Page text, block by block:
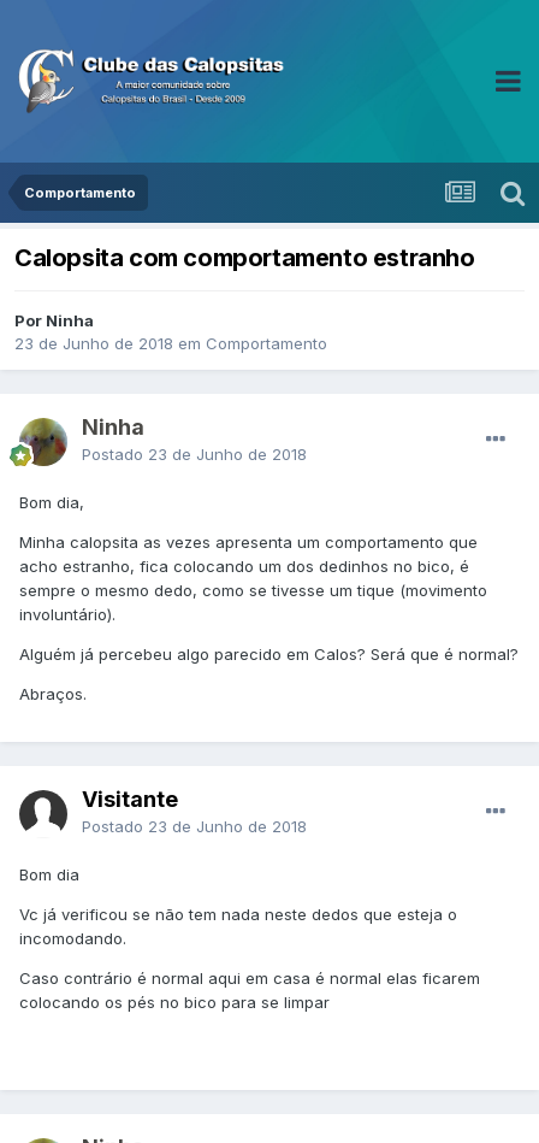
Comportamento
Calopsita com comportamento estranho
Por Ninha
23 de Junho de 2018 em Comportamento
Ninha
Postado 23 de Junho de 2018
Bom dia,
Minha calopsita as vezes apresenta um comportamento que
acho estranho, fica colocando um dos dedinhos no bico, é
sempre o mesmo dedo, como se tivesse um tique (movimento
involuntário).
Alguém já percebeu algo parecido em Calos? Será que é normal?
Abraços.
Visitante
Postado 23 de Junho de 2018
Bom dia
Vc já verificou se não tem nada neste dedos que esteja o
incomodando.
Caso contrário é normal aqui em casa é normal elas ficarem
colocando os pés no bico para se limpar